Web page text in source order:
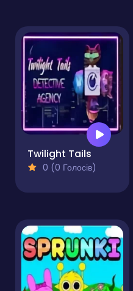
Twilight Tails
0 (0 Голосів)